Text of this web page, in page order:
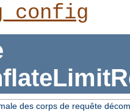
des corps de requête